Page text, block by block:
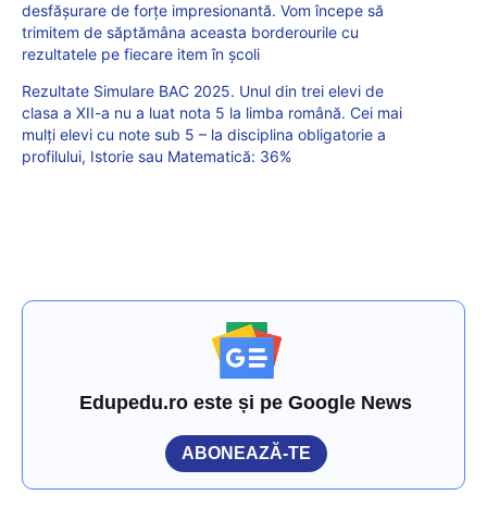
desfășurare de forțe impresionantă. Vom începe să
trimitem de săptămâna aceasta borderourile cu
rezultatele pe fiecare item în școli
Rezultate Simulare BAC 2025. Unul din trei elevi de
clasa a XII-a nu a luat nota 5 la limba română. Cei mai
mulți elevi cu note sub 5 – la disciplina obligatorie a
profilului, Istorie sau Matematică: 36%
Edupedu.ro este și pe Google News
ABONEAZĂ-TE